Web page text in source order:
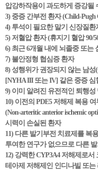
압강하작용이 과도하게 증강될
3) 중증 간부전 환자 (Child-Pugh
4) 투석이 필요한 말기 신장질환
5) 저혈압 환자 (휴지기 혈압 90/
6) 최근 6개월 내에 뇌졸중 또는
7) 불안정형 협심증 환자
8) 성행위가 권장되지 않는 남
[NYHA III 또는 IV] 같은 중증 심
9) 이미 알려진 유전적인 퇴행
10) 이전의 PDE5 저해제 복용
(Non-arteritic anterior ischemic
시력이 손실된 환자
11) 다른 발기부전 치료제를 복
투여한 연구가 없으므로 다른
12) 강력한 CYP3A4 저해제로
테아제 저해제인 인디나빌 또